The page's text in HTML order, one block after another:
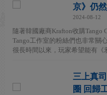
京》仍
2024-08-12
隨著韓國廠商Krafton收購Tango
Tango工作室的粉絲們也非常關
很長時間以來，玩家希望能有《
三上真
圈 回歸